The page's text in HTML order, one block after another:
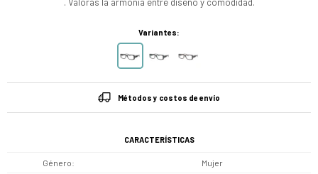
Variantes:
Métodos y costos de envío
CARACTERÍSTICAS
Género Mujer